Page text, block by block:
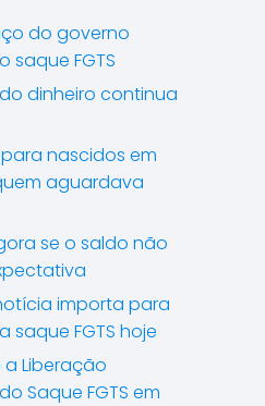
do governo
saque FGTS
dinheiro continua
nascidos em
aguardava
se o saldo não
importa para
saque FGTS hoje
a Liberação
Saque FGTS em